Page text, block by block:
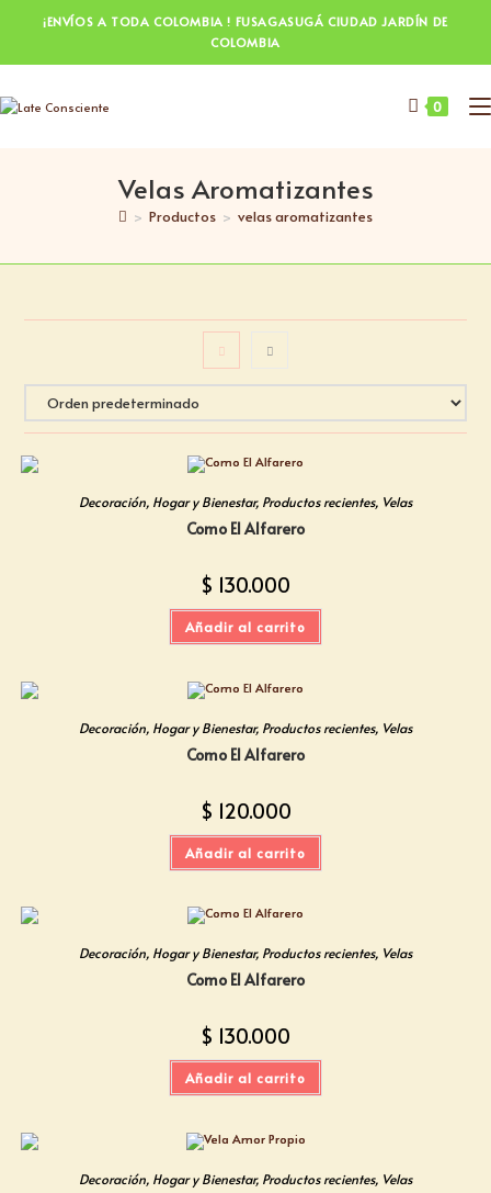
¡ENVÍOS A TODA COLOMBIA ! FUSAGASUGÁ CIUDAD JARDÍN DE
COLOMBIA
0
Velas Aromatizantes
> Productos > velas aromatizantes
Decoración, Hogar y Bienestar, Productos recientes, Velas
Como El Alfarero
$ 130.000
Añadir al carrito
Decoración, Hogar y Bienestar, Productos recientes, Velas
Como El Alfarero
$ 120.000
Añadir al carrito
Decoración, Hogar y Bienestar, Productos recientes, Velas
Como El Alfarero
$ 130.000
Añadir al carrito
Decoración, Hogar y Bienestar, Productos recientes, Velas